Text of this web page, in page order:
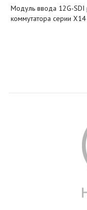
Модуль ввода 12G-
коммутатора серии X14